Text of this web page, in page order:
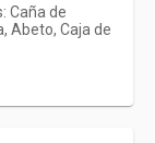
Link
Caña de
Abeto, Caja de